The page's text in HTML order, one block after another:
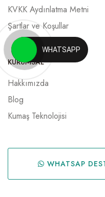
KVKK Aydınlatma Metni
Şartlar ve Koşullar
KURUMSAL
Hakkımızda
Blog
Kumaş Teknolojisi
WHATSAP
WHATSAPP